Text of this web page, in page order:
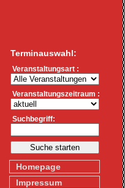
Terminauswahl:
Veranstaltungsart :
Veranstaltungszeitraum :
Suchbegriff:
Homepage
Impressum